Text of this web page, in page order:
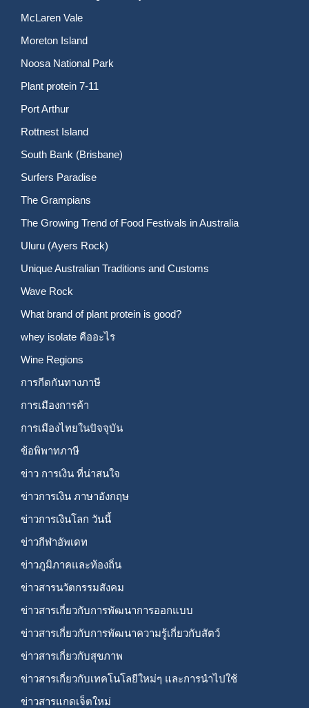
McLaren Vale
Moreton Island
Noosa National Park
Plant protein 7-11
Port Arthur
Rottnest Island
South Bank (Brisbane)
Surfers Paradise
The Grampians
The Growing Trend of Food Festivals in Australia
Uluru (Ayers Rock)
Unique Australian Traditions and Customs
Wave Rock
What brand of plant protein is good?
whey isolate คืออะไร
Wine Regions
การกีดกันทางภาษี
การเมืองการค้า
การเมืองไทยในปัจจุบัน
ข้อพิพาทภาษี
ข่าว การเงิน ที่น่าสนใจ
ข่าวการเงิน ภาษาอังกฤษ
ข่าวการเงินโลก วันนี้
ข่าวกีฬาอัพเดท
ข่าวภูมิภาคและท้องถิ่น
ข่าวสารนวัตกรรมสังคม
ข่าวสารเกี่ยวกับการพัฒนาการออกแบบ
ข่าวสารเกี่ยวกับการพัฒนาความรู้เกี่ยวกับสัตว์
ข่าวสารเกี่ยวกับสุขภาพ
ข่าวสารเกี่ยวกับเทคโนโลยีใหม่ๆ และการนำไปใช้
ข่าวสารแกดเจ็ตใหม่